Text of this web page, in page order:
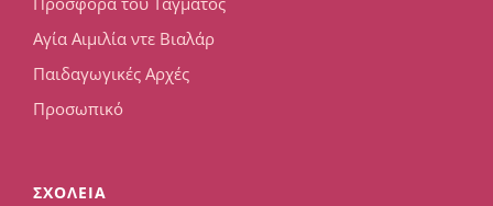
Αγία Αιμιλία ντε Βιαλάρ
Παιδαγωγικές Αρχές
Προσωπικό
ΣΧΟΛΕΙΑ